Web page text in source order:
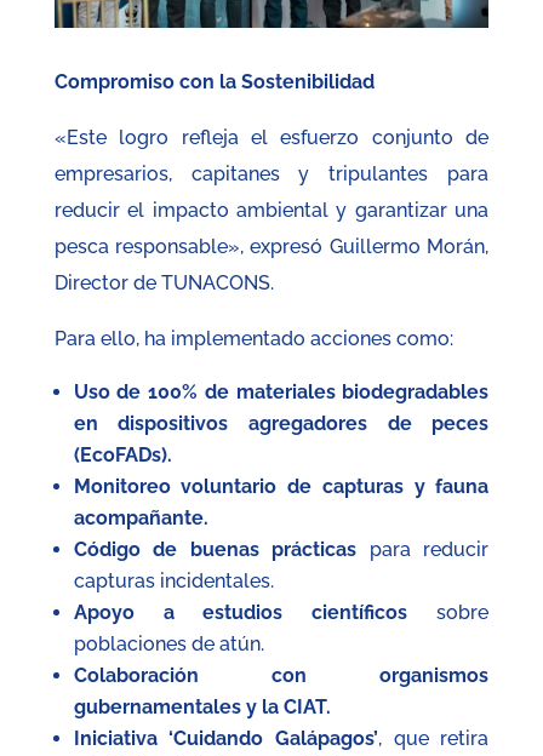
Compromiso con la Sostenibilidad
«Este logro refleja el esfuerzo conjunto de
empresarios, capitanes y tripulantes para
reducir el impacto ambiental y garantizar una
pesca responsable», expresó Guillermo Morán,
Director de TUNACONS.
Para ello, ha implementado acciones como:
Uso de 100% de materiales biodegradables
en dispositivos agregadores de peces
(EcoFADs).
Monitoreo voluntario de capturas y fauna
acompañante.
Código de buenas prácticas para reducir
capturas incidentales.
Apoyo a estudios científicos sobre
poblaciones de atún.
Colaboración con organismos
gubernamentales y la CIAT.
Iniciativa ‘Cuidando Galápagos’, que retira